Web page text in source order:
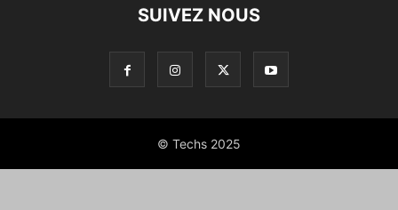
SUIVEZ NOUS
© Techs 2025